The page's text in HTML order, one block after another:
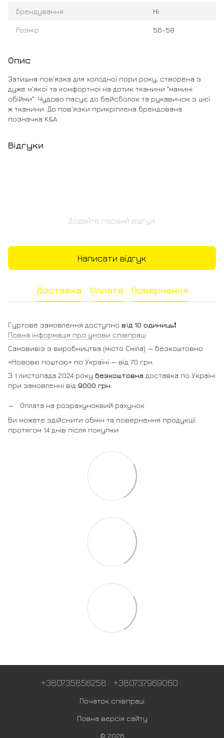
Брендування Ні
Розмір 56-58
Опис
Затишна пов'язка для холодної пори року, створена з
дуже м'якої та комфортної на дотик тканини "мамині
обійми". Чудово пасує до бейсболок та рукавичок з цієї
ж тканини. До пов'язки прикріплена брендована
позначка K&A.
Відгуки
Додайте перший відгук
Написати відгук
Доставка Оплата Повернення
Гуртове замовлення доступно від 10 одиниць❗️
Повна інформація про умови співпраці
Самовивіз з виробництва (місто Сміла) — безкоштовно
«Нововю поштою» по Україні — від 70 грн.
З 1 листопада 2024 року безкоштовна доставка по Україні
при замовленні від 9000 грн.
Оплата на розрахуноквий рахунок
Ви можете здійснити обмін та повернення продукції
протягом 14 днів після покупки
+380735856258 +380737969060
Початок співпраці
Повна версія сайту
© 2026